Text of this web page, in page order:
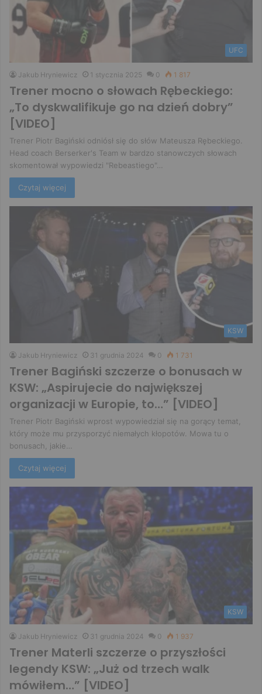
UFC
Jakub Hryniewicz 1 stycznia 2025 0 1 817
Trener mocno o słowach Rębeckiego:
„To dyskwalifikuje go na dzień dobry”
[VIDEO]
Trener Piotr Bagiński odniósł się do słów Mateusza Rębeckiego.
Head coach Berserker's Team w bardzo stanowczych słowach
skomentował wypowiedzi "Rebeastiego"…
Czytaj więcej
KSW
Jakub Hryniewicz 31 grudnia 2024 0 1 731
Trener Bagiński szczerze o bonusach w
KSW: „Aspirujecie do największej
organizacji w Europie, to…” [VIDEO]
Trener Piotr Bagiński wprost wypowiedział się na gorący temat,
który może mu przysporzyć niemałych kłopotów. Mowa tu o
bonusach, jakie…
Czytaj więcej
KSW
Jakub Hryniewicz 31 grudnia 2024 0 1 937
Trener Materli szczerze o przyszłości
legendy KSW: „Już od trzech walk
mówiłem…” [VIDEO]